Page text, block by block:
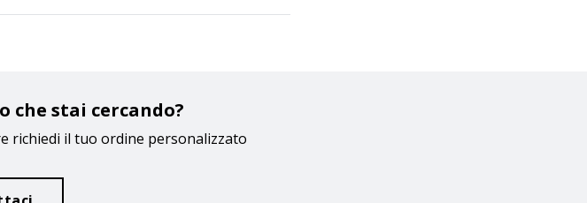
che stai cercando?
richiedi il tuo ordine personalizzato